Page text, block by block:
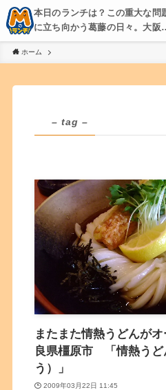
本日のランチは？この重大な問
に立ち向かう葛藤の日々。大阪
京都・神戸を中心とした食べ歩
き、飲み歩きを綴る。
ホーム
– tag –
またまた情熱うどんが
良県橿原市 「情熱う
う）」
2009年03月22日 11:45